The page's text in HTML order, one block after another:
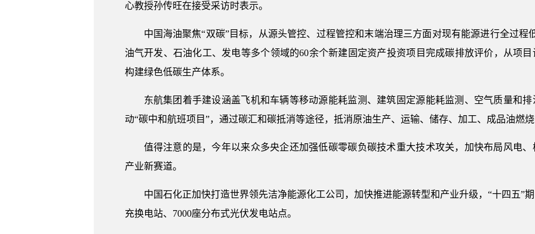
心教授孙传旺在接受采访时表示。
中国海油聚焦“双碳”目标，从源头管控、过程管控和末端治理三方面对现有能源进行全过程
油气开发、石油化工、发电等多个领域的60余个新建固定资产投资项目完成碳排放评价，从项
构建绿色低碳生产体系。
东航集团着手建设涵盖飞机和车辆等移动源能耗监测、建筑固定源能耗监测、空气质量和
动“碳中和航班项目”，通过碳汇和碳抵消等途径，抵消原油生产、运输、储存、加工、成品油燃
值得注意的是，今年以来众多央企还加强低碳零碳负碳技术重大技术攻关，加快布局风电
产业新赛道。
中国石化正加快打造世界领先洁净能源化工公司，加快推进能源转型和产业升级，“十四五”
充换电站、7000座分布式光伏发电站点。